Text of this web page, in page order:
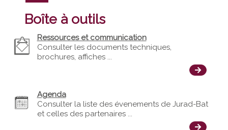
Boîte à outils
Ressources et communication
Consulter les documents techniques,
brochures, affiches ...
Agenda
Consulter la liste des évenements de Jurad-Bat
et celles des partenaires ...